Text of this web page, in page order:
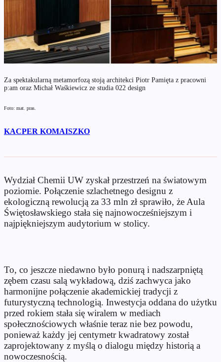
Za spektakularną metamorfozą stoją architekci Piotr Pamięta z pracowni
p:am oraz Michał Waśkiewicz ze studia 022 design
Foto: mat. pras.
KACPER KOMAISZKO
Wydział Chemii UW zyskał przestrzeń na światowym
poziomie. Połączenie szlachetnego designu z
ekologiczną rewolucją za 33 mln zł sprawiło, że Aula
Świętosławskiego stała się najnowocześniejszym i
najpiękniejszym audytorium w stolicy.
To, co jeszcze niedawno było ponurą i nadszarpniętą
zębem czasu salą wykładową, dziś zachwyca jako
harmonijne połączenie akademickiej tradycji z
futurystyczną technologią. Inwestycja oddana do użytku
przed rokiem stała się wiralem w mediach
społecznościowych właśnie teraz nie bez powodu,
ponieważ każdy jej centymetr kwadratowy został
zaprojektowany z myślą o dialogu między historią a
nowoczesnością.